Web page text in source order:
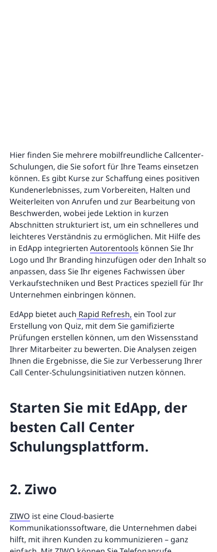
Hier finden Sie mehrere mobilfreundliche Callcenter-
Schulungen, die Sie sofort für Ihre Teams einsetzen
können. Es gibt Kurse zur Schaffung eines positiven
Kundenerlebnisses, zum Vorbereiten, Halten und
Weiterleiten von Anrufen und zur Bearbeitung von
Beschwerden, wobei jede Lektion in kurzen
Abschnitten strukturiert ist, um ein schnelleres und
leichteres Verständnis zu ermöglichen. Mit Hilfe des
in EdApp integrierten Autorentools können Sie Ihr
Logo und Ihr Branding hinzufügen oder den Inhalt so
anpassen, dass Sie Ihr eigenes Fachwissen über
Verkaufstechniken und Best Practices speziell für Ihr
Unternehmen einbringen können.
EdApp bietet auch Rapid Refresh, ein Tool zur
Erstellung von Quiz, mit dem Sie gamifizierte
Prüfungen erstellen können, um den Wissensstand
Ihrer Mitarbeiter zu bewerten. Die Analysen zeigen
Ihnen die Ergebnisse, die Sie zur Verbesserung Ihrer
Call Center-Schulungsinitiativen nutzen können.
Starten Sie mit EdApp, der
besten Call Center
Schulungsplattform.
2. Ziwo
ZIWO ist eine Cloud-basierte
Kommunikationssoftware, die Unternehmen dabei
hilft, mit ihren Kunden zu kommunizieren – ganz